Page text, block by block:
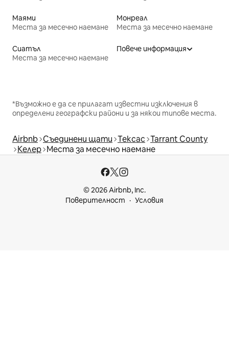
Маями
Места за месечно наемане
Монреал
Места за месечно наемане
Сиатъл
Места за месечно наемане
Повече информация
*Възможно е да се прилагат известни изключения в
определени географски райони и за някои типове места.
Airbnb Съединени щати Тексас Tarrant County
Келер Места за месечно наемане
© 2026 Airbnb, Inc.
Поверителност
Условия